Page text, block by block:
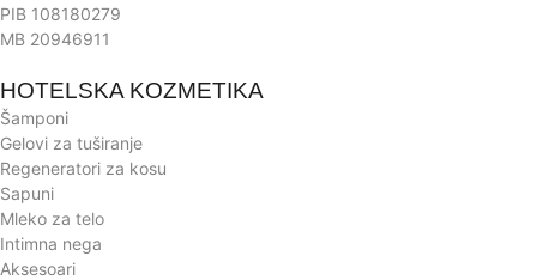
PIB 108180279
MB 20946911
HOTELSKA KOZMETIKA
Šamponi
Gelovi za tuširanje
Regeneratori za kosu
Sapuni
Mleko za telo
Intimna nega
Aksesoari